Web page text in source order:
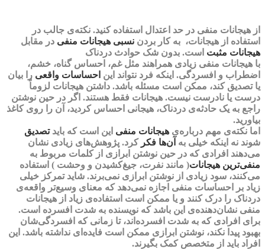
از هیجانات منفی در حد اعتدال استفاده کنید. نکته‌ی جالب در
استفاده از هیجانات، به کار بردن نسبی هیجانات منفی در مقابل
هیجانات مثبت است. بدون شک حوادث دردناک
با هیجانات منفی زیادی همراهند مثلغم، احساس گناه، خشم،
اضطراب و افسردگی. اینکه فرد نتواند این احساسات واقعی را بیان
یا تصدیق کند، ممکن است مسئله باشد. داشتن هیجانات لزوماً
درست یا نادرست نیست. هیجانات فقط هستند. اگر در حین نوشتن
راجع به یک حادثه‌ی دردناک، هیجانی احساس کردید، آن را روی کاغذ
بیاورید.
اما نکته‌ی مهم درباره‌ی هیجانات منفی این است که بایدتصدیق
شوند نه اینکه خیلی به آن‌ها فکر کرد. پژوهش‌های زیادی نشان
می‌دهند افرادی که در حین نوشتن ابرازی از کلمات مربوط به
منفی‌ترین هیجانات( مانند نفرت، جیغ‌کشیدن و وحشت ) استفاده
می‌کنند، سود زیادی از نوشتن ابرازی نمی‌برند. شایدتمرکز خیلی
زیاد بر
احساسات منفی اجازه نمی‌دهد که معنای وسیع‌تر واقعه‌ی
دردناک را درک کنند و یا ممکن است استفاده‌ی زیاد از هیجانات
منفی نشان‌دهنده‌ی این باشد که نویسنده به شدت افسرده است.
برای افرادی که به شدت افسرده‌اند، تا زمانی که افسردگی‌شان
بهبود پیدا نکند، نوشتن ابرازی ممکن است فایده‌ای نداشته باشد. این
افراد باید از متخصص کمک بگیرند.